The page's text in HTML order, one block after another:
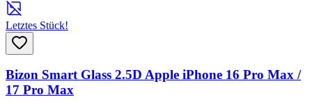
Letztes Stück!
Bizon Smart Glass 2.5D Apple iPhone 16 Pro Max /
17 Pro Max